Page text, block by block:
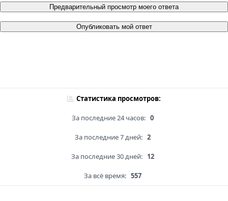
Предварительный просмотр моего ответа
Опубликовать мой ответ
Статистика просмотров:
За последние 24 часов: 0
За последние 7 дней: 2
За последние 30 дней: 12
За всё время: 557